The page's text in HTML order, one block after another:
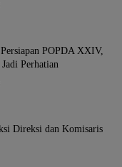
POPDA XXIV,
Perhatian
Direksi dan Komisaris